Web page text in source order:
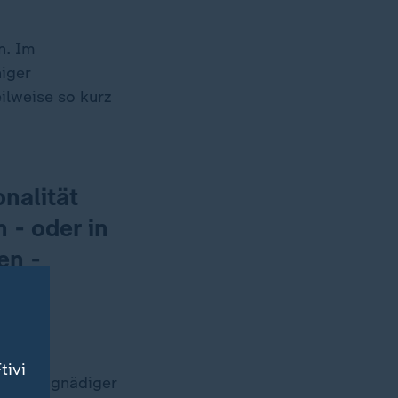
Im
so kurz
- oder in
-
ungnädiger